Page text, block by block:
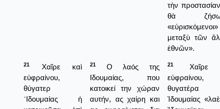
τὴν
θὰ
«εὑρισκόμενοι»
μεταξὺ τῶν
ἐθνῶν».
21
Χαῖρε καὶ
εὐφραίνου,
θύγατερ
᾿Ιδουμαίας ἡ
21
Ο λαός της
Ιδουμαίας, που
κατοικεί την χώραν
αυτήν, ας χαίρη και
21
Χαῖρε
εὐφραίνου,
θυγατέρα
Ἰδουμαίας